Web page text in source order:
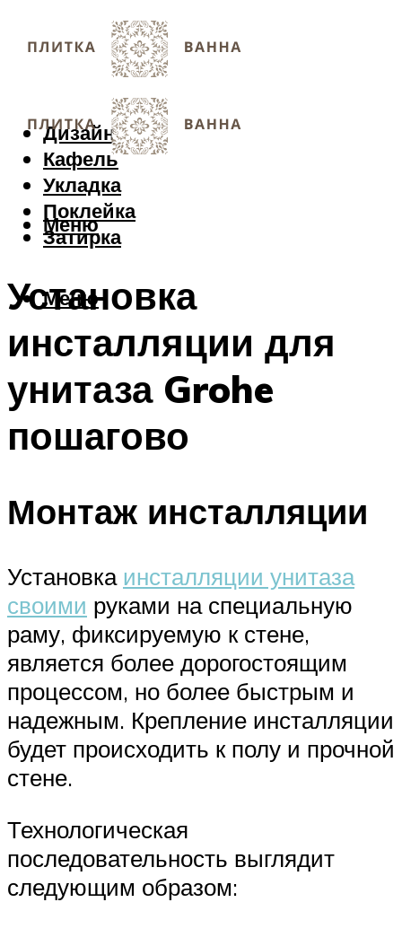
Дизайн
Кафель
Укладка
Поклейка
Затирка
Меню
Меню
Установка
инсталляции для
унитаза Grohe
пошагово
Монтаж инсталляции
Установка инсталляции унитаза
своими руками на специальную
раму, фиксируемую к стене,
является более дорогостоящим
процессом, но более быстрым и
надежным. Крепление инсталляции
будет происходить к полу и прочной
стене.
Технологическая
последовательность выглядит
следующим образом: